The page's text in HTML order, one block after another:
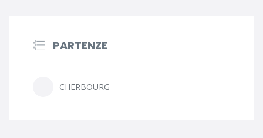
PARTENZE
CHERBOURG